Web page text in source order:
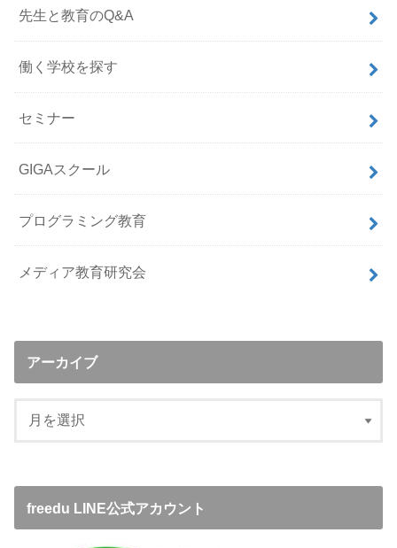
先生と教育のQ&A
働く学校を探す
セミナー
GIGAスクール
プログラミング教育
メディア教育研究会
アーカイブ
freedu LINE公式アカウント